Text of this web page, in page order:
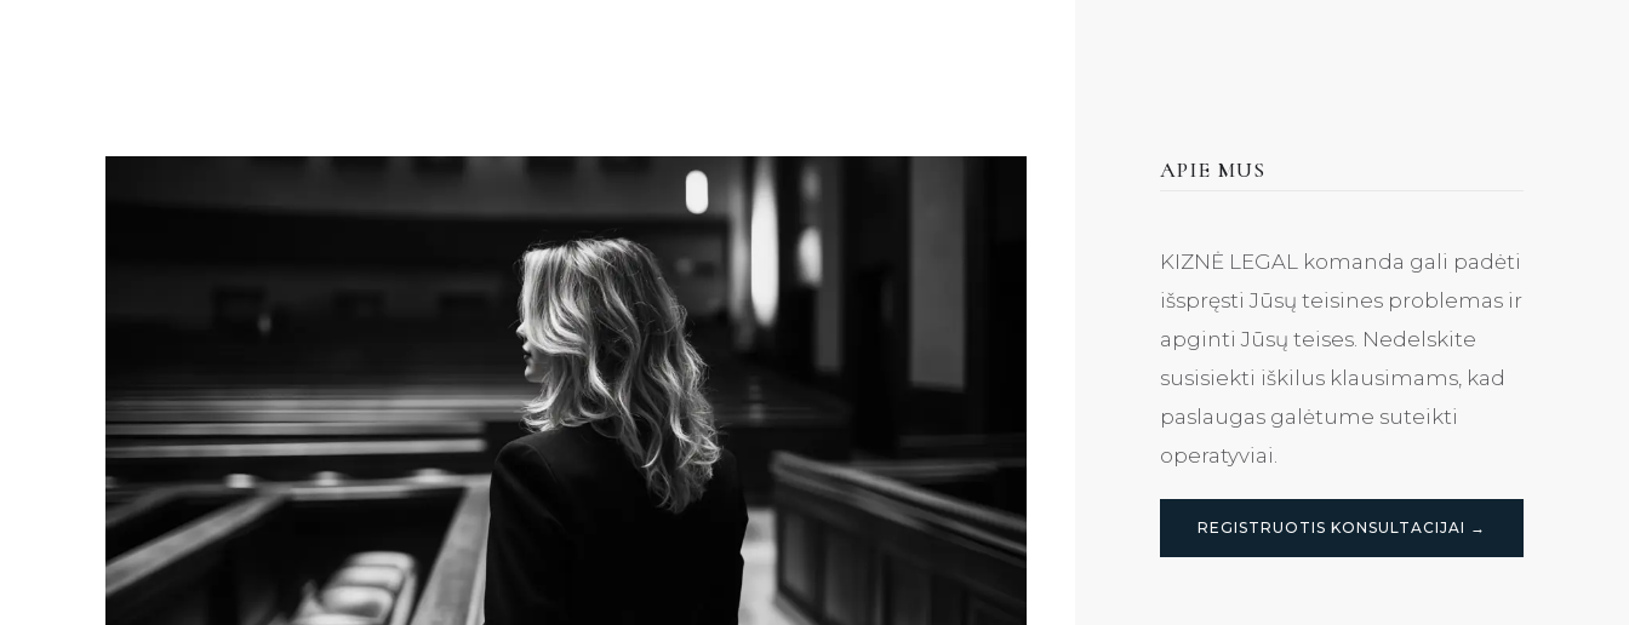
APIE MUS
KIZNĖ LEGAL komanda gali padėti
išspręsti Jūsų teisines problemas ir
apginti Jūsų teises. Nedelskite
susisiekti iškilus klausimams, kad
paslaugas galėtume suteikti
operatyviai.
REGISTRUOTIS KONSULTACIJAI →